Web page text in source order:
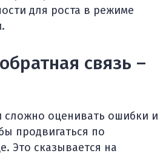
для роста в режиме
связь –
сложно оценивать ошибки и
продвигаться по
Это сказывается на